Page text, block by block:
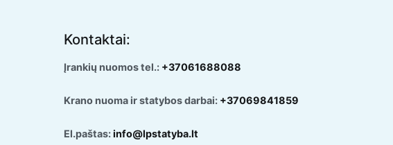
Kontaktai:
Įrankių nuomos tel.: +37061688088
Krano nuoma ir statybos darbai: +37069841859
El.paštas:info@lpstatyba.lt